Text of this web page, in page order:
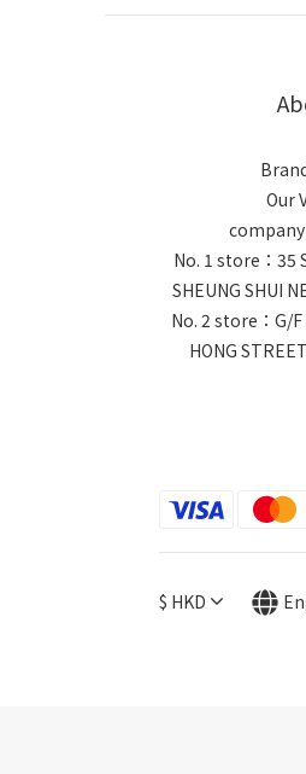
Our
company
No. 1 store：35
SHEUNG SHUI
No. 2 store：G/F
HONG
$ HKD